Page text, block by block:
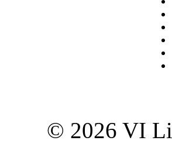
© 2026 VI